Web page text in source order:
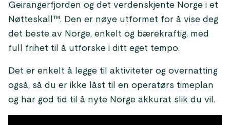
Geirangerfjorden og det verdenskjente Norge i et
Nøtteskall™. Den er nøye utformet for å vise deg
det beste av Norge, enkelt og bærekraftig, med
full frihet til å utforske i ditt eget tempo.
Det er enkelt å legge til aktiviteter og overnatting
også, så du er ikke låst til en operatørs timeplan
og har god tid til å nyte Norge akkurat slik du vil.